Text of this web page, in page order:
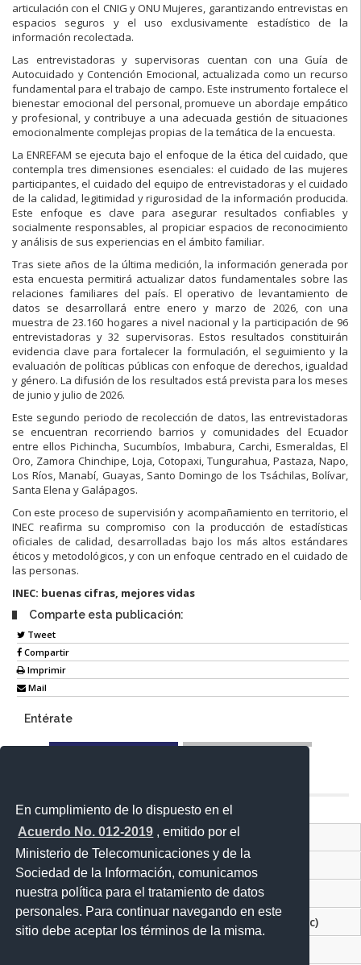
En cumplimiento de lo dispuesto en el
Acuerdo No. 012-2019 , emitido por el
Ministerio de Telecomunicaciones y de la
Sociedad de la Información, comunicamos
nuestra política para el tratamiento de datos
personales. Para continuar navegando en este
sitio debe aceptar los términos de la misma.
articulación con el CNIG y ONU Mujeres, garantizando entrevistas en
espacios seguros y el uso exclusivamente estadístico de la
información recolectada.
Las entrevistadoras y supervisoras cuentan con una Guía de
Autocuidado y Contención Emocional, actualizada como un recurso
fundamental para el trabajo de campo. Este instrumento fortalece el
bienestar emocional del personal, promueve un abordaje empático
y profesional, y contribuye a una adecuada gestión de situaciones
emocionalmente complejas propias de la temática de la encuesta.
La ENREFAM se ejecuta bajo el enfoque de la ética del cuidado, que
contempla tres dimensiones esenciales: el cuidado de las mujeres
participantes, el cuidado del equipo de entrevistadoras y el cuidado
de la calidad, legitimidad y rigurosidad de la información producida.
Este enfoque es clave para asegurar resultados confiables y
socialmente responsables, al propiciar espacios de reconocimiento
y análisis de sus experiencias en el ámbito familiar.
Tras siete años de la última medición, la información generada por
esta encuesta permitirá actualizar datos fundamentales sobre las
relaciones familiares del país. El operativo de levantamiento de
datos se desarrollará entre enero y marzo de 2026, con una
muestra de 23.160 hogares a nivel nacional y la participación de 96
entrevistadoras y 32 supervisoras. Estos resultados constituirán
evidencia clave para fortalecer la formulación, el seguimiento y la
evaluación de políticas públicas con enfoque de derechos, igualdad
y género. La difusión de los resultados está prevista para los meses
de junio y julio de 2026.
Este segundo periodo de recolección de datos, las entrevistadoras
se encuentran recorriendo barrios y comunidades del Ecuador
entre ellos Pichincha, Sucumbíos, Imbabura, Carchi, Esmeraldas, El
Oro, Zamora Chinchipe, Loja, Cotopaxi, Tungurahua, Pastaza, Napo,
Los Ríos, Manabí, Guayas, Santo Domingo de los Tsáchilas, Bolívar,
Santa Elena y Galápagos.
Con este proceso de supervisión y acompañamiento en territorio, el
INEC reafirma su compromiso con la producción de estadísticas
oficiales de calidad, desarrolladas bajo los más altos estándares
éticos y metodológicos, y con un enfoque centrado en el cuidado de
las personas.
INEC: buenas cifras, mejores vidas
Comparte esta publicación:
Tweet
Compartir
Imprimir
Mail
Entérate
Contacto ciudadano
Sistema Nacional de Información (SIN)
Ventanilla Única de Comercio Exterior
Servicios gubernamentales e información (dir.ec)